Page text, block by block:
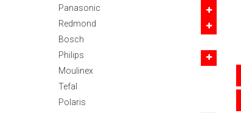
Panasonic
Redmond
Bosch
Philips
Moulinex
Tefal
Polaris